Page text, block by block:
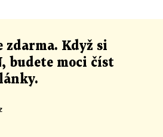
zdarma. Když si
budete moci číst
.